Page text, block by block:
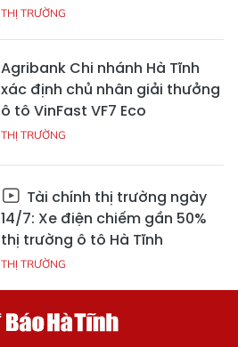
THỊ TRƯỜNG
Agribank Chi nhánh Hà Tĩnh
xác định chủ nhân giải thưởng
ô tô VinFast VF7 Eco
THỊ TRƯỜNG
Tài chính thị trường ngày
14/7: Xe điện chiếm gần 50%
thị trường ô tô Hà Tĩnh
THỊ TRƯỜNG